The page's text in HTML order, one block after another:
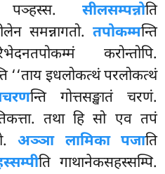
पञ्हस्स. सीलसम्पन्नोति
समन्नागतो. तपोकम्मन्ति
करोन्तोपि.
‘‘ताय इधलोकत्थं परलोकत्थं
न्ति गोत्तसङ्खातं चरणं.
तथा हि सो एव तपं
अञ्ञा लामिका पजाति
ति गाथानेकसहस्सम्पि.